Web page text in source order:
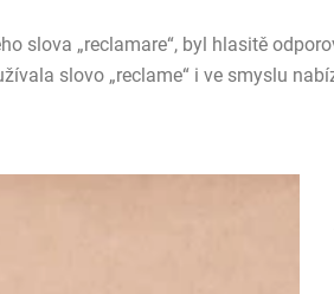
slova „reclamare“, byl hlasitě
slovo „reclame“ i ve smyslu